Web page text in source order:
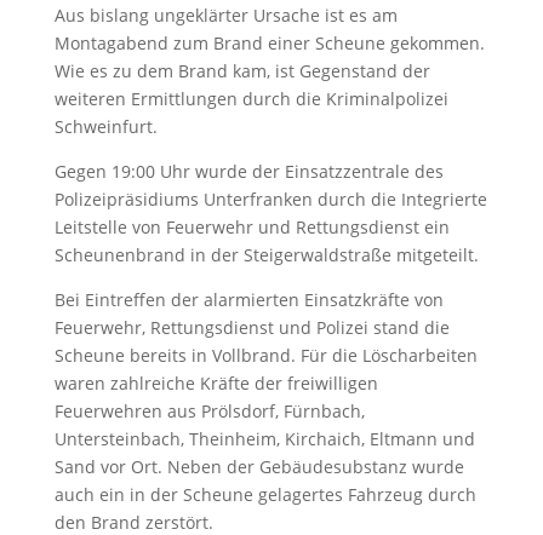
Aus bislang ungeklärter Ursache ist es am
Montagabend zum Brand einer Scheune gekommen.
Wie es zu dem Brand kam, ist Gegenstand der
weiteren Ermittlungen durch die Kriminalpolizei
Schweinfurt.
Gegen 19:00 Uhr wurde der Einsatzzentrale des
Polizeipräsidiums Unterfranken durch die Integrierte
Leitstelle von Feuerwehr und Rettungsdienst ein
Scheunenbrand in der Steigerwaldstraße mitgeteilt.
Bei Eintreffen der alarmierten Einsatzkräfte von
Feuerwehr, Rettungsdienst und Polizei stand die
Scheune bereits in Vollbrand. Für die Löscharbeiten
waren zahlreiche Kräfte der freiwilligen
Feuerwehren aus Prölsdorf, Fürnbach,
Untersteinbach, Theinheim, Kirchaich, Eltmann und
Sand vor Ort. Neben der Gebäudesubstanz wurde
auch ein in der Scheune gelagertes Fahrzeug durch
den Brand zerstört.